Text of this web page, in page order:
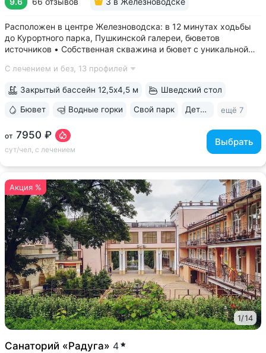
Расположен в центре Железноводска: в 12 минутах ходьбы
до Курортного парка, Пушкинской галереи, бюветов
источников • Собственная скважина и бювет с уникальной
только здесь. Источник № 61 ессентукского типа показан для
С лечением и без, 13 профилей
от 7950 ₽
сут/чел, с лечением
Выбрать
Закрытый бассейн 12,5х4,5 м Шведский стол
Бювет Водные горки Свой парк Дети с 0 лет ещё 7
Акция %
1/14
Санаторий «Радуга» 4